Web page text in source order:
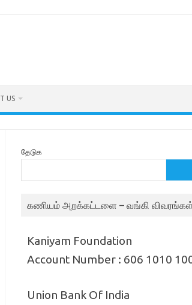
US
தேடுக
கணியம் அறக்கட்டளை – வங்கி
Kaniyam Foundation
Account Number : 606 1010
Union Bank Of India